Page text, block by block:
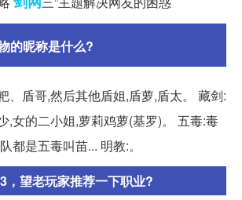
的昵称是什么?
、盾哥,然后其他盾姐,盾萝,盾太。 藏剑:
,女的二小姐,萝莉鸡萝(基罗)。 五毒:毒
都是五毒叫苗... 明教:。
，望老玩家推荐一下职业?